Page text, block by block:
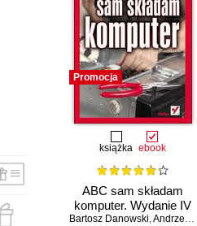
Promocja
książka ebook
ABC sam składam
komputer. Wydanie IV
Bartosz Danowski,Andrzej Pyrchla